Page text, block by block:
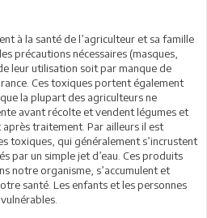
à la santé de l’agriculteur et sa famille
précautions nécessaires (masques,
leur utilisation soit par manque de
Ces toxiques portent également
la plupart des agriculteurs ne
avant récolte et vendent légumes et
traitement. Par ailleurs il est
toxiques, qui généralement s’incrustent
par un simple jet d’eau. Ces produits
notre organisme, s’accumulent et
santé. Les enfants et les personnes